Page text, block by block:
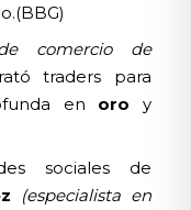
comercio de
traders para
en oro y
sociales de
(especialista en